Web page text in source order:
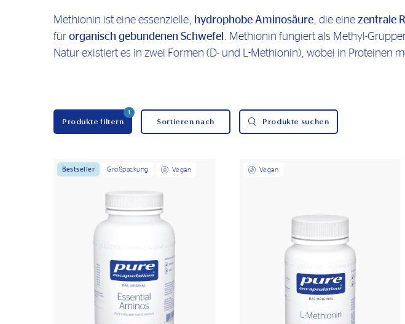
Methionin ist eine essenzielle, hydrophobe Aminosäure, die eine zentrale
für organisch gebundenen Schwefel . Methionin fungiert als Methyl-
Natur existiert es in zwei Formen (D- und L-Methionin), wobei in Proteinen
Produkte filtern
1
Produkte suchen
Bestseller Großpackung Vegan Vegan